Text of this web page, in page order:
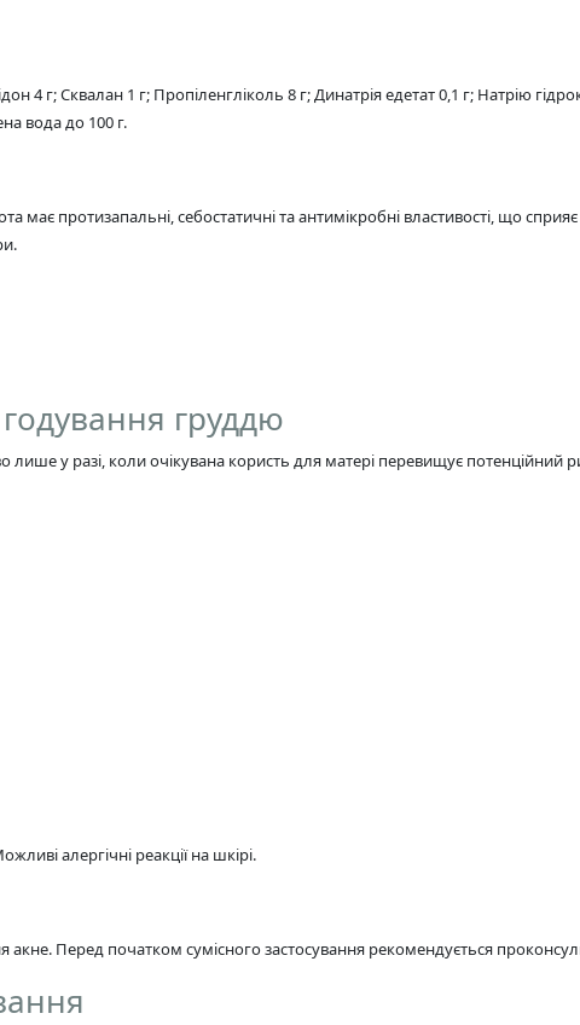
4 г; Сквалан 1 г; Пропіленгліколь 8 г; Динатрія едетат 0,1 г; Натрію
вода до 100 г.
має протизапальні, себостатичні та антимікробні властивості, що
годування груддю
лише у разі, коли очікувана користь для матері перевищує
алергічні реакції на шкірі.
Перед початком сумісного застосування рекомендується